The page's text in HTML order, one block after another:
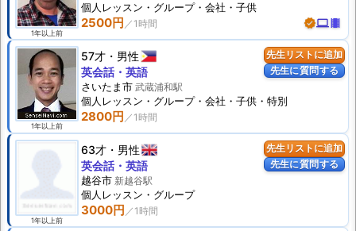
1年以上前
2500円 verifiedcomputertheaters
個人 レッスン ・グループ・会社・子供
先生リストに追加
先生に質問する
1年以上前
57才 男性
2800円
英会話・英語
さいたま市 武蔵浦和駅
個人 レッスン ・グループ・会社・子供・特別
先生リストに追加
先生に質問する
1年以上前
63才 男性
3000円
英会話・英語
越谷市 新越谷駅
個人 レッスン ・グループ